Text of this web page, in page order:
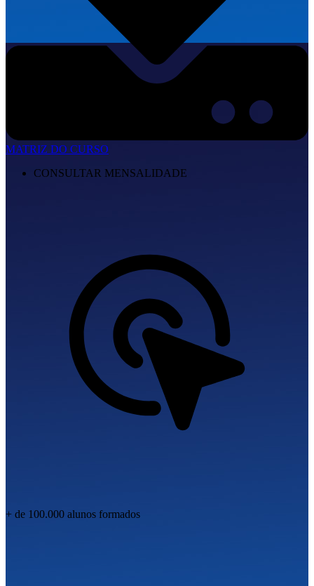
MATRIZ DO CURSO
CONSULTAR MENSALIDADE
+ de 100.000 alunos formados